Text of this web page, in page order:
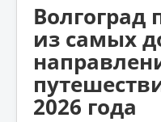
Волгоград
из самых
2026 года